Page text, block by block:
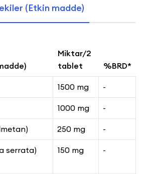
(Etkin madde)
Miktar/2
tablet
%BRD*
1500 mg -
1000 mg -
250 mg -
serrata)
150 mg -